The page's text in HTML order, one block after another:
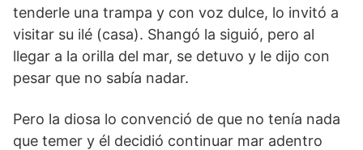
tenderle una trampa y con voz dulce, lo invitó a
visitar su ilé (casa). Shangó la siguió, pero al
llegar a la orilla del mar, se detuvo y le dijo con
pesar que no sabía nadar.
Pero la diosa lo convenció de que no tenía nada
que temer y él decidió continuar mar adentro